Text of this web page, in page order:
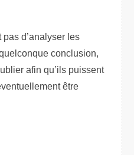
pas d’analyser les
conclusion,
afin qu’ils puissent
être